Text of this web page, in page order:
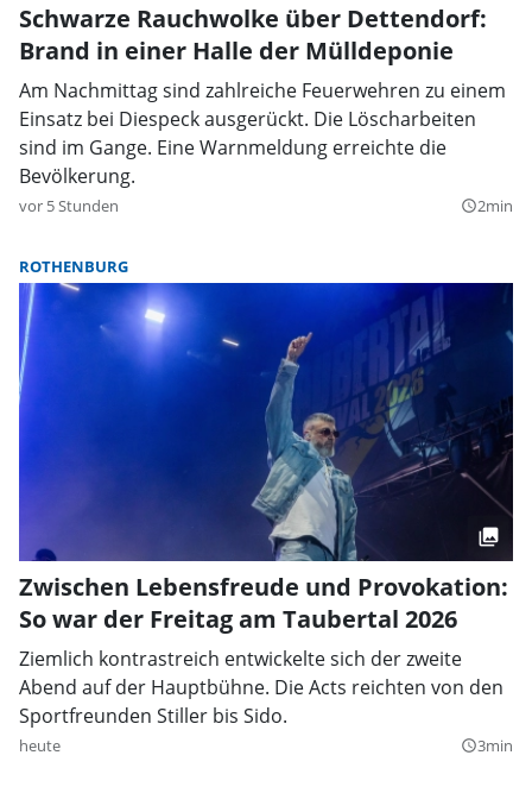
Schwarze Rauchwolke über Dettendorf:
Brand in einer Halle der Mülldeponie
Am Nachmittag sind zahlreiche Feuerwehren zu einem
Einsatz bei Diespeck ausgerückt. Die Löscharbeiten
sind im Gange. Eine Warnmeldung erreichte die
Bevölkerung.
vor 5 Stunden query_builder2min
ROTHENBURG
Zwischen Lebensfreude und Provokation:
So war der Freitag am Taubertal 2026
Ziemlich kontrastreich entwickelte sich der zweite
Abend auf der Hauptbühne. Die Acts reichten von den
Sportfreunden Stiller bis Sido.
heute query_builder3min